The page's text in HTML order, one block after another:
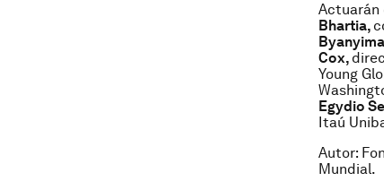
Actuarán
Bhartia,
Cox,
Young
Egydio
Itaú
Autor:
Mundial.